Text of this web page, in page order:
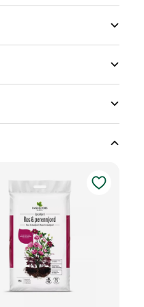
och försommaren.